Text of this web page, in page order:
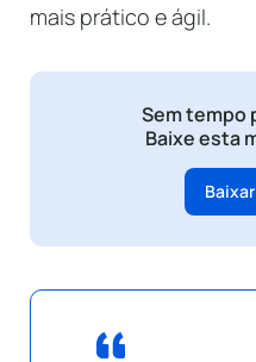
mais prático e ágil.
Sem tempo
Baixe esta